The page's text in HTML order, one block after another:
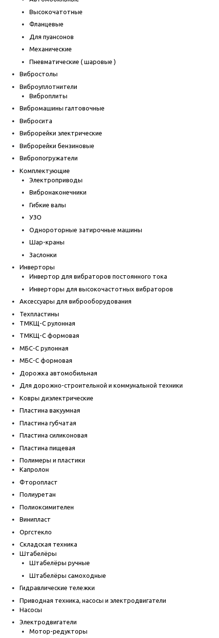
Высокочатотные
Фланцевые
Для пуансонов
Механические
Пневматические ( шаровые )
Вибростолы
Виброуплотнители
Виброплиты
Вибромашины галтовочные
Вибросита
Виброрейки электрические
Виброрейки бензиновые
Вибропогружатели
Комплектующие
Электроприводы
Вибронаконечники
Гибкие валы
УЗО
Однороторные затирочные машины
Шар-краны
Заслонки
Инверторы
Инвертор для вибраторов постоянного тока
Инверторы для высокочастотных вибраторов
Аксессуары для виброоборудования
Техпластины
ТМКЩ-С рулонная
ТМКЩ-С формовая
МБС-С рулонная
МБС-С формовая
Дорожка автомобильная
Для дорожно-строительной и коммунальной техники
Ковры диэлектрические
Пластина вакуумная
Пластина губчатая
Пластина силиконовая
Пластина пищевая
Полимеры и пластики
Капролон
Фторопласт
Полиуретан
Полиоксимителен
Винипласт
Оргстекло
Складская техника
Штабелёры
Штабелёры ручные
Штабелёры самоходные
Гидравлические тележки
Приводная техника, насосы и электродвигатели
Насосы
Электродвигатели
Мотор-редукторы